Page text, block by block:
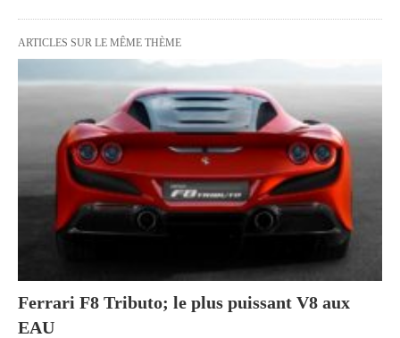
ARTICLES SUR LE MÊME THÈME
Ferrari F8 Tributo; le plus puissant V8 aux
EAU